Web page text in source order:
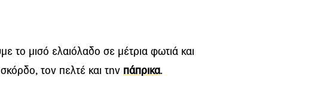
το μισό ελαιόλαδο σε μέτρια φωτιά και
τον πελτέ και την πάπρικα.